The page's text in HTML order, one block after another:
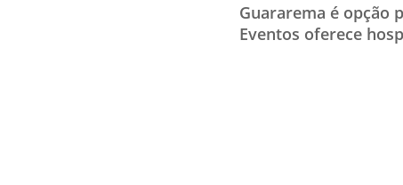
Guararema é opção
Eventos oferece